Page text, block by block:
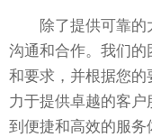
除了提供可靠的
沟通和合作。我们
和要求，并根据您
力于提供卓越的客
到便捷和高效的服务